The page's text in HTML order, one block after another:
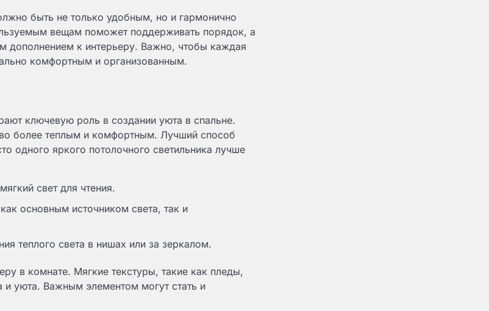
быть не только удобным, но и гармонично
вещам поможет поддерживать порядок, а
дополнением к интерьеру. Важно, чтобы каждая
комфортным и организованным.
ключевую роль в создании уюта в спальне.
более теплым и комфортным. Лучший способ
одного яркого потолочного светильника лучше
свет для чтения.
основным источником света, так и
теплого света в нишах или за зеркалом.
в комнате. Мягкие текстуры, такие как пледы,
уюта. Важным элементом могут стать и